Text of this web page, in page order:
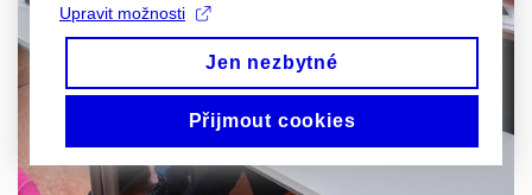
Upravit možnosti
Jen nezbytné
Přijmout cookies